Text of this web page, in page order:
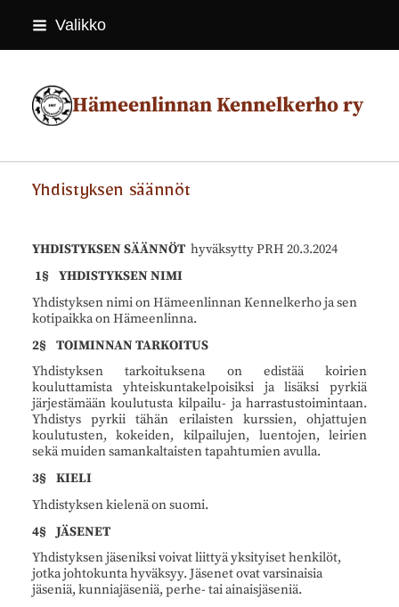
Siirry
sivun
sisältöön
Valikko
Hämeenlinnan Kennelkerho ry
Yhdistyksen säännöt
YHDISTYKSEN SÄÄNNÖThyväksytty PRH 20.3.2024
1§ YHDISTYKSEN NIMI
Yhdistyksen nimi on Hämeenlinnan Kennelkerho ja sen
kotipaikka on Hämeenlinna.
2§ TOIMINNAN TARKOITUS
Yhdistyksen tarkoituksena on edistää koirien
kouluttamista yhteiskuntakelpoisiksi ja lisäksi pyrkiä
järjestämään koulutusta kilpailu- ja harrastustoimintaan.
Yhdistys pyrkii tähän erilaisten kurssien, ohjattujen
koulutusten, kokeiden, kilpailujen, luentojen, leirien
sekä muiden samankaltaisten tapahtumien avulla.
3§ KIELI
Yhdistyksen kielenä on suomi.
4§ JÄSENET
Yhdistyksen jäseniksi voivat liittyä yksityiset henkilöt,
jotka johtokunta hyväksyy. Jäsenet ovat varsinaisia
jäseniä, kunniajäseniä, perhe- tai ainaisjäseniä.